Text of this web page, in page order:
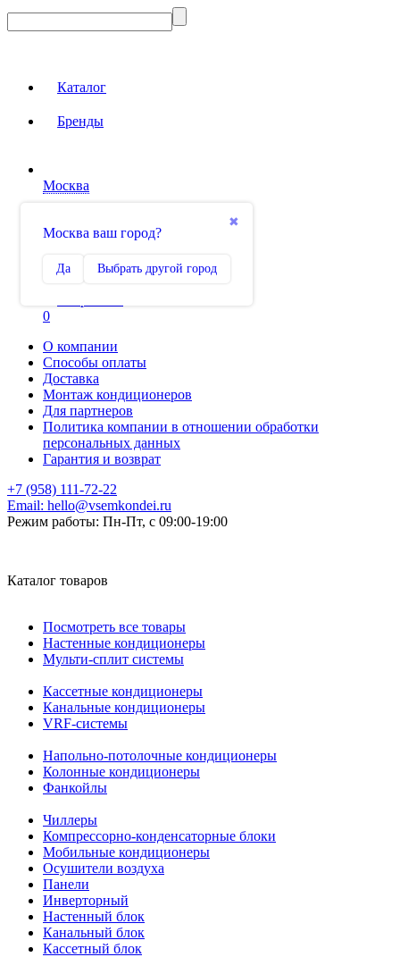
Каталог
Бренды
Москва
✖
Москва ваш город?
Да Выбрать другой город
Сравнение
0
О компании
Способы оплаты
Доставка
Монтаж кондиционеров
Для партнеров
Политика компании в отношении обработки
персональных данных
Гарантия и возврат
+7 (958) 111-72-22
Email: hello@vsemkondei.ru
Режим работы: Пн-Пт, с 09:00-19:00
Каталог товаров
Посмотреть все товары
Настенные кондиционеры
Мульти-сплит системы
Кассетные кондиционеры
Канальные кондиционеры
VRF-системы
Напольно-потолочные кондиционеры
Колонные кондиционеры
Фанкойлы
Чиллеры
Компрессорно-конденсаторные блоки
Мобильные кондиционеры
Осушители воздуха
Панели
Инверторный
Настенный блок
Канальный блок
Кассетный блок